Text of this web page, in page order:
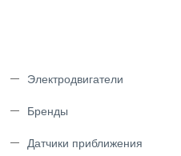
Электродвигатели
Бренды
Датчики приближения